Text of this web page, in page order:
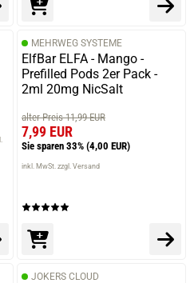
MEHRWEG SYSTEME
ElfBar ELFA - Mango -
Prefilled Pods 2er Pack -
2ml 20mg NicSalt
alter Preis 11,99 EUR
7,99 EUR
Sie sparen 33% (4,00 EUR)
inkl. MwSt. zzgl. Versand
JOKERS CLOUD